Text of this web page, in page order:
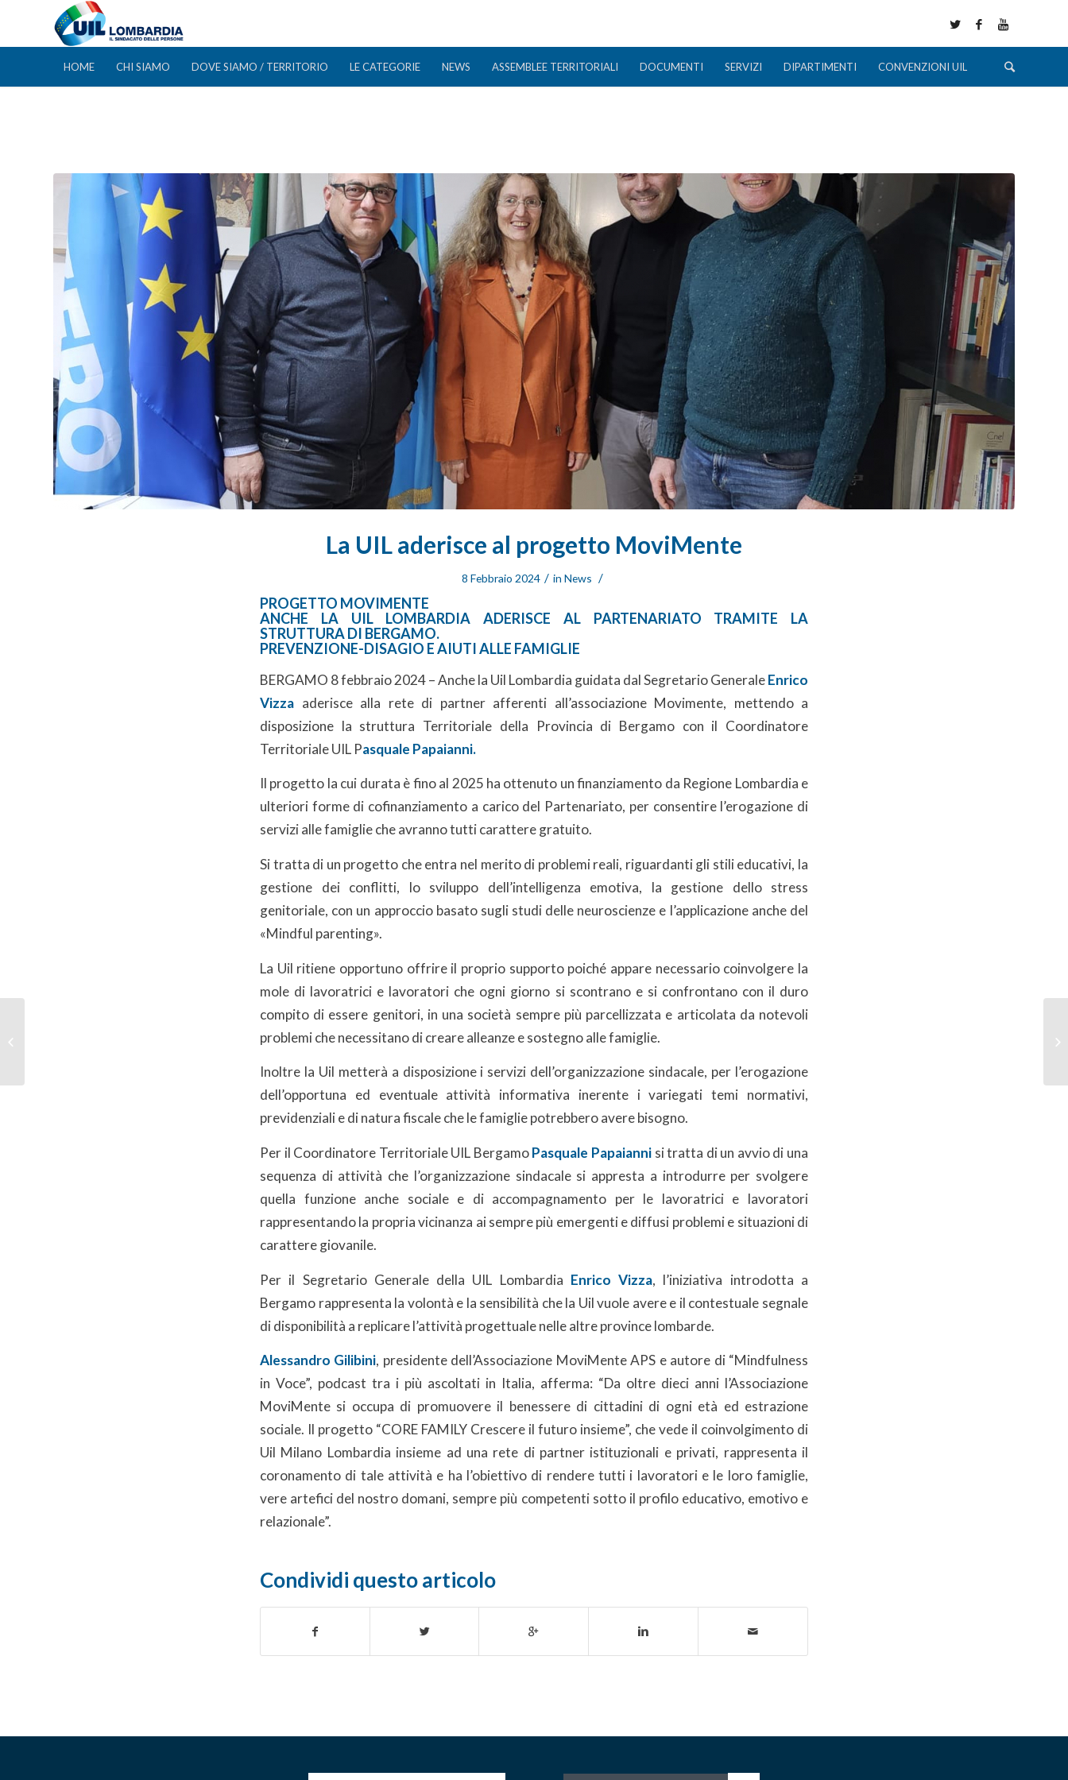
HOME CHI SIAMO DOVE SIAMO / TERRITORIO LE CATEGORIE NEWS ASSEMBLEE TERRITORIALI DOCUMENTI SERVIZI DIPARTIMENTI CONVENZIONI UIL
La UIL aderisce al progetto MoviMente
8 Febbraio 2024 / in News /
PROGETTO MOVIMENTE
ANCHE LA UIL LOMBARDIA ADERISCE AL PARTENARIATO TRAMITE LA
STRUTTURA DI BERGAMO.
PREVENZIONE-DISAGIO E AIUTI ALLE FAMIGLIE
BERGAMO 8 febbraio 2024 – Anche la Uil Lombardia guidata dal Segretario GeneraleEnrico
Vizza aderisce alla rete di partner afferenti all’associazione Movimente, mettendo a
disposizione la struttura Territoriale della Provincia di Bergamo con il Coordinatore
Territoriale UIL Pasquale Papaianni.
Il progetto la cui durata è fino al 2025 ha ottenuto un finanziamento da Regione Lombardia e
ulteriori forme di cofinanziamento a carico del Partenariato, per consentire l’erogazione di
servizi alle famiglie che avranno tutti carattere gratuito.
Si tratta di un progetto che entra nel merito di problemi reali, riguardanti gli stili educativi, la
gestione dei conflitti, lo sviluppo dell’intelligenza emotiva, la gestione dello stress
genitoriale, con un approccio basato sugli studi delle neuroscienze e l’applicazione anche del
«Mindful parenting».
La Uil ritiene opportuno offrire il proprio supporto poiché appare necessario coinvolgere la
mole di lavoratrici e lavoratori che ogni giorno si scontrano e si confrontano con il duro
compito di essere genitori, in una società sempre più parcellizzata e articolata da notevoli
problemi che necessitano di creare alleanze e sostegno alle famiglie.
Inoltre la Uil metterà a disposizione i servizi dell’organizzazione sindacale, per l’erogazione
dell’opportuna ed eventuale attività informativa inerente i variegati temi normativi,
previdenziali e di natura fiscale che le famiglie potrebbero avere bisogno.
Per il Coordinatore Territoriale UIL BergamoPasquale Papaianni si tratta di un avvio di una
sequenza di attività che l’organizzazione sindacale si appresta a introdurre per svolgere
quella funzione anche sociale e di accompagnamento per le lavoratrici e lavoratori
rappresentando la propria vicinanza ai sempre più emergenti e diffusi problemi e situazioni di
carattere giovanile.
Per il Segretario Generale della UIL Lombardia Enrico Vizza, l’iniziativa introdotta a
Bergamo rappresenta la volontà e la sensibilità che la Uil vuole avere e il contestuale segnale
di disponibilità a replicare l’attività progettuale nelle altre province lombarde.
Alessandro Gilibini, presidente dell’Associazione MoviMente APS e autore di “Mindfulness
in Voce”, podcast tra i più ascoltati in Italia, afferma: “Da oltre dieci anni l’Associazione
MoviMente si occupa di promuovere il benessere di cittadini di ogni età ed estrazione
sociale. Il progetto “CORE FAMILY Crescere il futuro insieme”, che vede il coinvolgimento di
Uil Milano Lombardia insieme ad una rete di partner istituzionali e privati, rappresenta il
coronamento di tale attività e ha l’obiettivo di rendere tutti i lavoratori e le loro famiglie,
vere artefici del nostro domani, sempre più competenti sotto il profilo educativo, emotivo e
relazionale”.
Condividi questo articolo